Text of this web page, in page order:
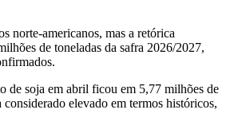
norte-americanos, mas a retórica
de toneladas da safra 2026/2027,
de soja em abril ficou em 5,77 milhões de
elevado em termos históricos,